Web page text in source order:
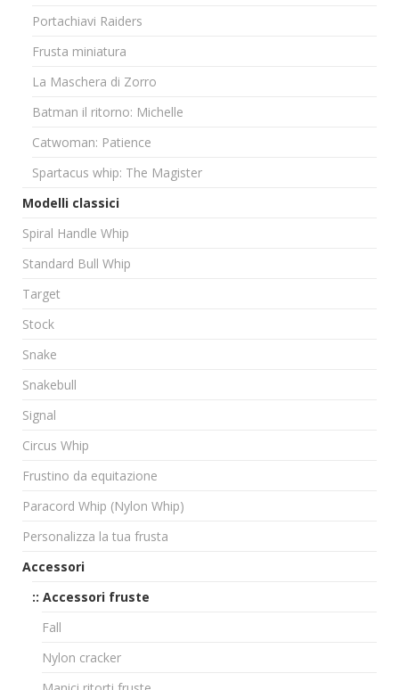
Portachiavi Raiders
Frusta miniatura
La Maschera di Zorro
Batman il ritorno: Michelle
Catwoman: Patience
Spartacus whip: The Magister
Modelli classici
Spiral Handle Whip
Standard Bull Whip
Target
Stock
Snake
Snakebull
Signal
Circus Whip
Frustino da equitazione
Paracord Whip (Nylon Whip)
Personalizza la tua frusta
Accessori
:: Accessori fruste
Fall
Nylon cracker